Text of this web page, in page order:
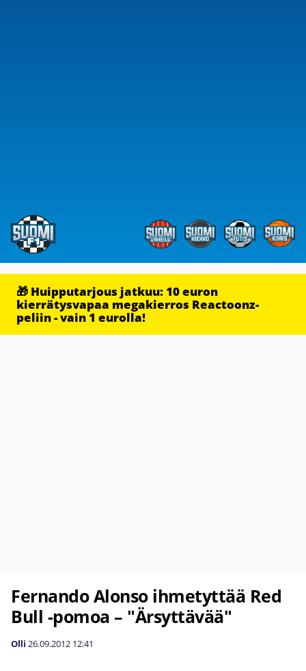
🎁 Huipputarjous jatkuu: 10 euron
kierrätysvapaa megakierros Reactoonz-
peliin - vain 1 eurolla!
Fernando Alonso ihmetyttää Red
Bull -pomoa – "Ärsyttävää"
Olli 26.09.2012 12:41